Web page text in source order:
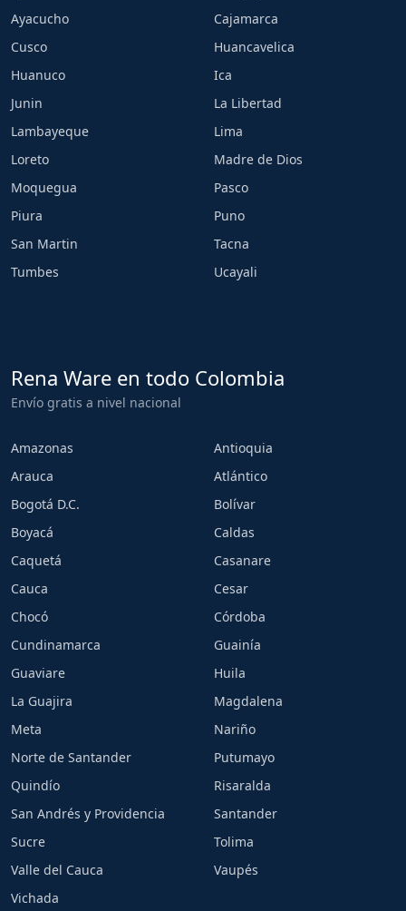
Ayacucho
Cajamarca
Cusco
Huancavelica
Huanuco
Ica
Junin
La Libertad
Lambayeque
Lima
Loreto
Madre de Dios
Moquegua
Pasco
Piura
Puno
San Martin
Tacna
Tumbes
Ucayali
Rena Ware en todo Colombia
Envío gratis a nivel nacional
Amazonas
Antioquia
Arauca
Atlántico
Bogotá D.C.
Bolívar
Boyacá
Caldas
Caquetá
Casanare
Cauca
Cesar
Chocó
Córdoba
Cundinamarca
Guainía
Guaviare
Huila
La Guajira
Magdalena
Meta
Nariño
Norte de Santander
Putumayo
Quindío
Risaralda
San Andrés y Providencia
Santander
Sucre
Tolima
Valle del Cauca
Vaupés
Vichada